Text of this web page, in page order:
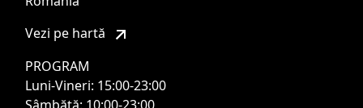
Vezi pe hartă
PROGRAM
Luni-Vineri: 15:00-23:00